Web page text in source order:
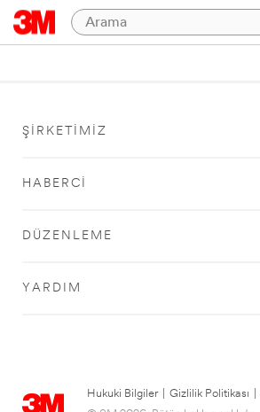
ŞIRKETIMIZ
HABERCI
DÜZENLEME
YARDIM
Hukuki Bilgiler Gizlilik Politikası